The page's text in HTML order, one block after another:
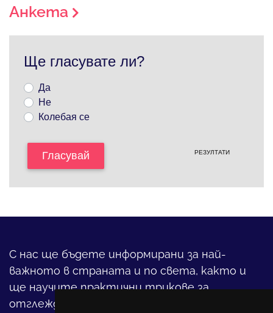
Анкета
Ще гласувате ли?
Да
Не
Колебая се
Гласувай РЕЗУЛТАТИ
С нас ще бъдете информирани за най-
важното в страната и по света, както и
ще научите практични трикове за
отглеждането на детето, за